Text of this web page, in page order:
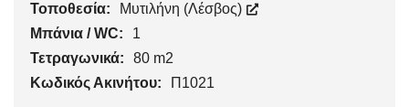
Τοποθεσία:
Μυτιλήνη (Λέσβος)
Μπάνια / WC:
1
Τετραγωνικά:
80 m2
Κωδικός Ακινήτου:
Π1021